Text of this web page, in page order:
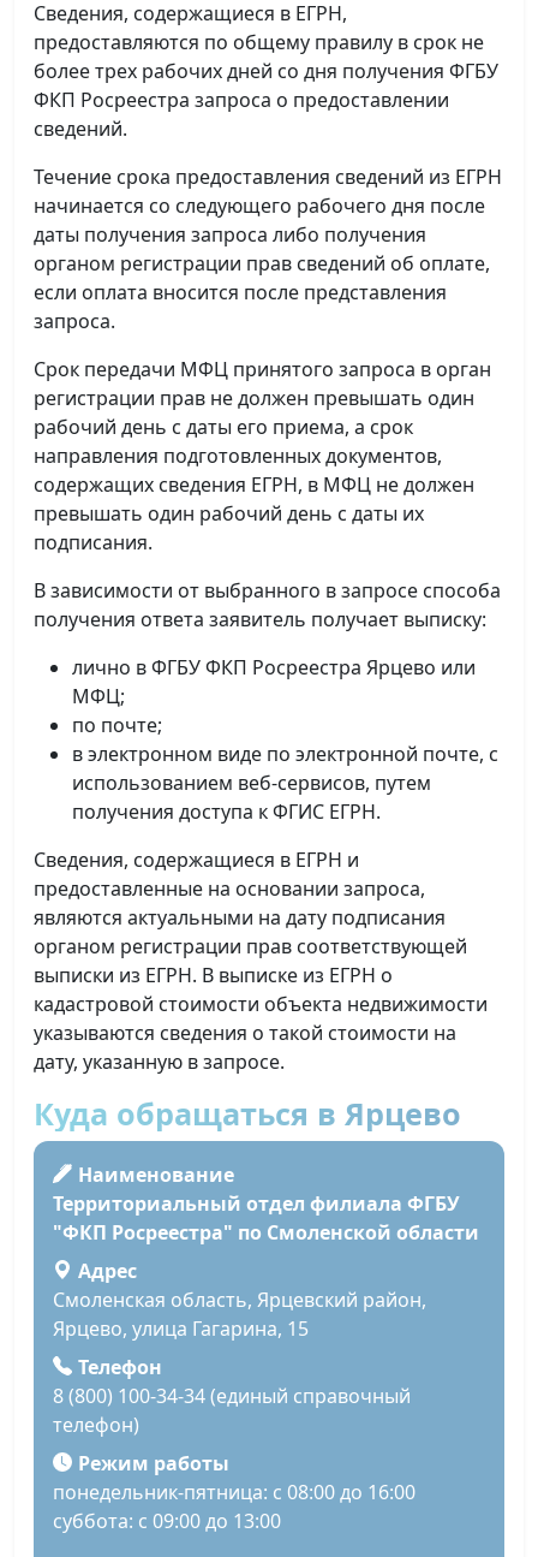
Сведения, содержащиеся в ЕГРН,
предоставляются по общему правилу в срок не
более трех рабочих дней со дня получения ФГБУ
ФКП Росреестра запроса о предоставлении
сведений.
Течение срока предоставления сведений из ЕГРН
начинается со следующего рабочего дня после
даты получения запроса либо получения
органом регистрации прав сведений об оплате,
если оплата вносится после представления
запроса.
Срок передачи МФЦ принятого запроса в орган
регистрации прав не должен превышать один
рабочий день с даты его приема, а срок
направления подготовленных документов,
содержащих сведения ЕГРН, в МФЦ не должен
превышать один рабочий день с даты их
подписания.
В зависимости от выбранного в запросе способа
получения ответа заявитель получает выписку:
лично в ФГБУ ФКП Росреестра Ярцево или
МФЦ;
по почте;
в электронном виде по электронной почте, с
использованием веб-сервисов, путем
получения доступа к ФГИС ЕГРН.
Сведения, содержащиеся в ЕГРН и
предоставленные на основании запроса,
являются актуальными на дату подписания
органом регистрации прав соответствующей
выписки из ЕГРН. В выписке из ЕГРН о
кадастровой стоимости объекта недвижимости
указываются сведения о такой стоимости на
дату, указанную в запросе.
Куда обращаться в Ярцево
Наименование
Территориальный отдел филиала ФГБУ
"ФКП Росреестра" по Смоленской области
Адрес
Смоленская область, Ярцевский район,
Ярцево, улица Гагарина, 15
Телефон
8 (800) 100-34-34 (единый справочный
телефон)
Режим работы
понедельник-пятница: с 08:00 до 16:00
суббота: с 09:00 до 13:00